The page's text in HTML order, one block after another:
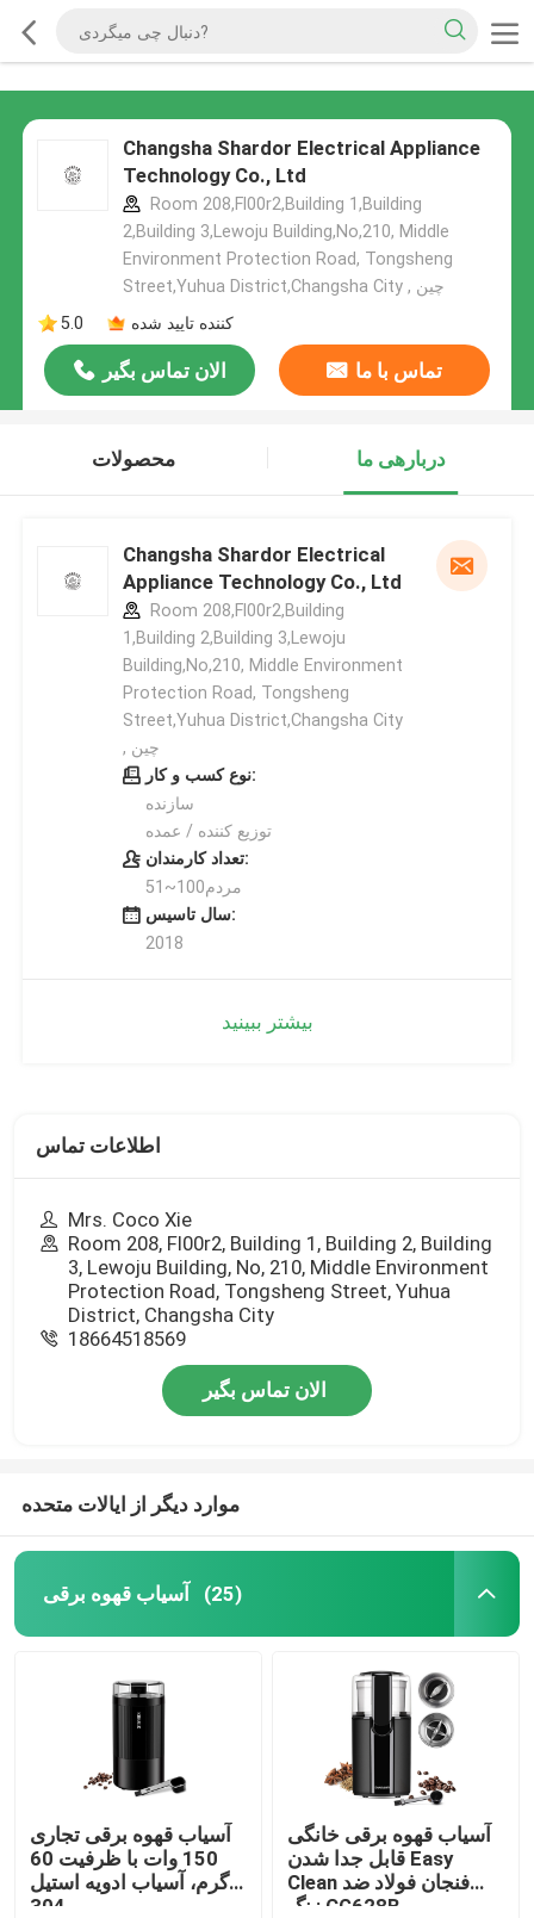
Changsha Shardor Electrical Appliance
Technology Co., Ltd
Room 208,Fl00r2,Building 1,Building
2,Building 3,Lewoju Building,No,210, Middle
Environment Protection Road, Tongsheng
Street,Yuhua District,Changsha City , چین
5.0
کننده تایید شده
الان تماس بگیر تماس با ما
محصولات دربارهی ما
Changsha Shardor Electrical
Appliance Technology Co., Ltd
Room 208,Fl00r2,Building
1,Building 2,Building 3,Lewoju
Building,No,210, Middle Environment
Protection Road, Tongsheng
Street,Yuhua District,Changsha City
, چین
نوع کسب و کار:
سازنده
توزیع کننده / عمده
تعداد کارمندان:
51~100مردم
سال تاسیس:
2018
بیشتر ببینید
اطلاعات تماس
Mrs. Coco Xie
Room 208, Fl00r2, Building 1, Building 2, Building
3, Lewoju Building, No, 210, Middle Environment
Protection Road, Tongsheng Street, Yuhua
District, Changsha City
18664518569
الان تماس بگیر
موارد دیگر از ایالات متحده
آسیاب قهوه برقی (25)
آسیاب قهوه برقی تجاری
150 وات با ظرفیت 60
گرم، آسیاب ادویه استیل
304
آسیاب قهوه برقی خانگی
قابل جدا شدن Easy
Clean فنجان فولاد ضد
زنگ CG628B